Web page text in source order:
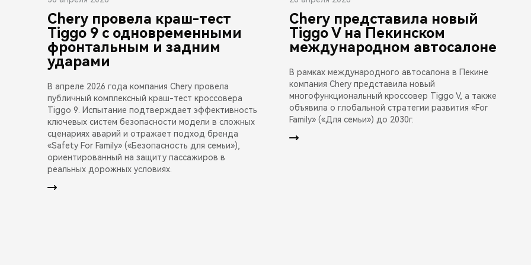
Chery провела краш-тест
Tiggo 9 с одновременными
фронтальным и задним
ударами
В апреле 2026 года компания Chery провела
публичный комплексный краш-тест кроссовера
Tiggo 9. Испытание подтверждает эффективность
ключевых систем безопасности модели в сложных
сценариях аварий и отражает подход бренда
«Safety For Family» («Безопасность для семьи»),
ориентированный на защиту пассажиров в
реальных дорожных условиях.
Chery представила новый
Tiggo V на Пекинском
международном автосалоне
В рамках международного автосалона в Пекине
компания Chery представила новый
многофункциональный кроссовер Tiggo V, а также
объявила о глобальной стратегии развития «For
Family» («Для семьи») до 2030г.